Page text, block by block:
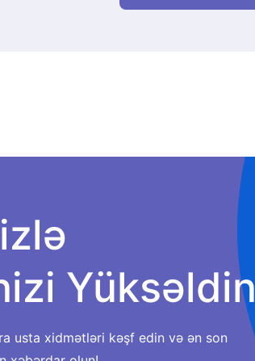
Yüksəldin
usta xidmətləri kəşf edin və ən son